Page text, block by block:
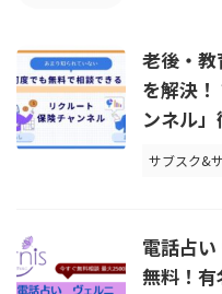
老後・
を解決
ンネル
サブスク&
電話占
無料！